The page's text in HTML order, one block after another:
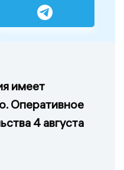
имеет
Оперативное
4 августа